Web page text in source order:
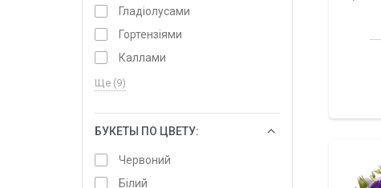
Гладіолусами
Гортензіями
Каллами
Ще (9)
БУКЕТЫ ПО ЦВЕТУ:
Червоний
Білий